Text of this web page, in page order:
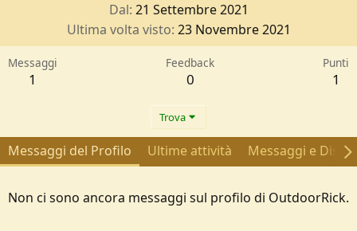
Dal 21 Settembre 2021
Ultima volta visto 23 Novembre 2021
Messaggi
1
Feedback
0
Punti
1
Trova
Messaggi del Profilo Ultime attività Messaggi e
Non ci sono ancora messaggi sul profilo di OutdoorRick.